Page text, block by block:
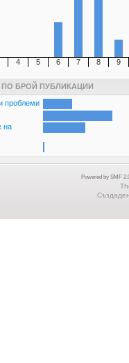
4 5 6 7 8 9
БРОЙ ПУБЛИКАЦИИ
проблеми
на
Powered by SMF